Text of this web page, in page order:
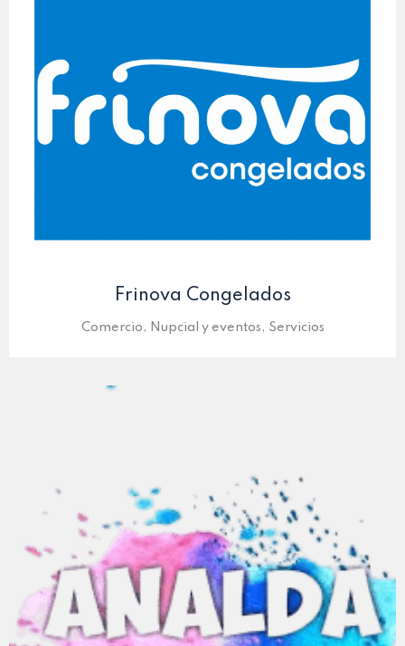
Frinova Congelados
Comercio, Nupcial y eventos, Servicios